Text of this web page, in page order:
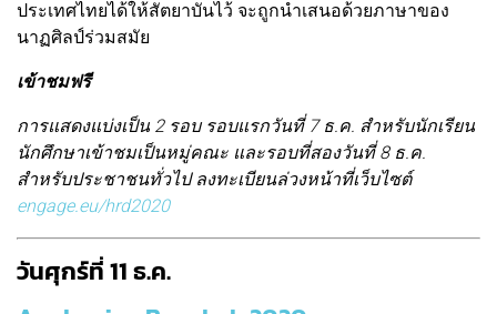
ประเทศไทยได้ให้สัตยาบันไว้ จะถูกนำเสนอด้วยภาษาของ
นาฏศิลป์ร่วมสมัย
เข้าชมฟรี
การแสดงแบ่งเป็น 2 รอบ รอบแรกวันที่ 7 ธ.ค. สำหรับนักเรียน
นักศึกษาเข้าชมเป็นหมู่คณะ และรอบที่สองวันที่ 8 ธ.ค.
สำหรับประชาชนทั่วไป ลงทะเบียนล่วงหน้าที่เว็บไซต์
engage.eu/hrd2020
วันศุกร์ที่ 11 ธ.ค.